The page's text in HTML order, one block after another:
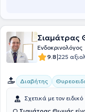
Σιαμάτρας
Ενδοκρινολόγος
9.8|225
Διαβήτης
Σχετικά με τον ειδικό